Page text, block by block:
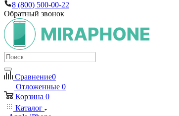
8 (800) 500-00-22
Обратный звонок
Сравнение0
Отложенные 0
Корзина 0
Каталог